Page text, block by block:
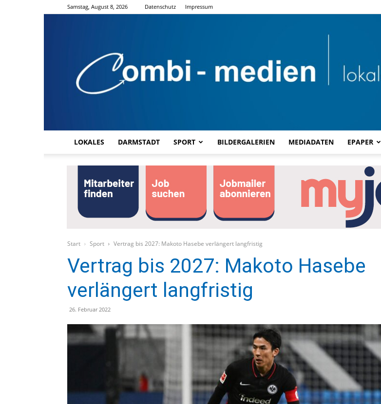
Samstag, August 8, 2026 Datenschutz Impressum
LOKALES DARMSTADT SPORT BILDERGALERIEN MEDIADATEN EPAPER
Start Sport Vertrag bis 2027: Makoto Hasebe verlängert langfristig
Vertrag bis 2027: Makoto Hasebe
verlängert langfristig
26. Februar 2022